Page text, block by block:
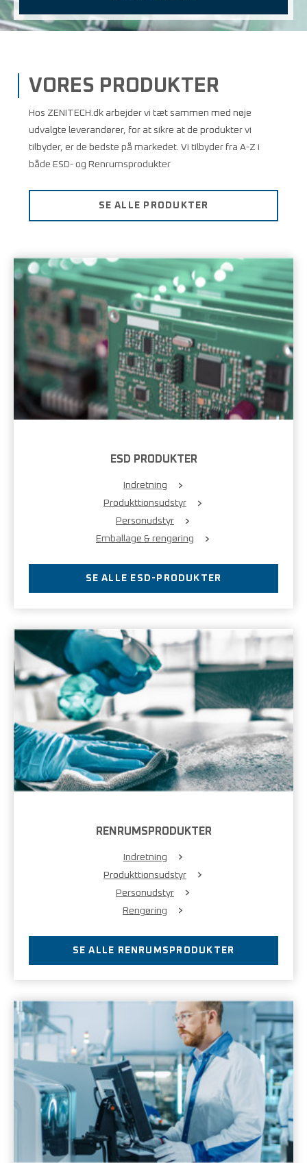
VORES PRODUKTER
Hos ZENITECH.dk arbejder vi tæt sammen med nøje
udvalgte leverandører, for at sikre at de produkter vi
tilbyder, er de bedste på markedet. Vi tilbyder fra A-Z i
både ESD- og Renrumsprodukter
SE ALLE PRODUKTER
ESD PRODUKTER
Indretning
Produkttionsudstyr
Personudstyr
Emballage & rengøring
SE ALLE ESD-PRODUKTER
RENRUMSPRODUKTER
Indretning
Produkttionsudstyr
Personudstyr
Rengøring
SE ALLE RENRUMSPRODUKTER